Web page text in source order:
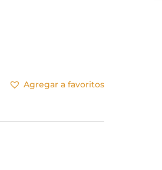
Agregar a favoritos